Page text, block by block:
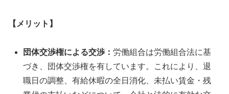
【メリット】
団体交渉権による交渉：労働組合は労働組合法に基
づき、団体交渉権を有しています。これにより、退
職日の調整、有給休暇の全日消化、未払い賃金・残